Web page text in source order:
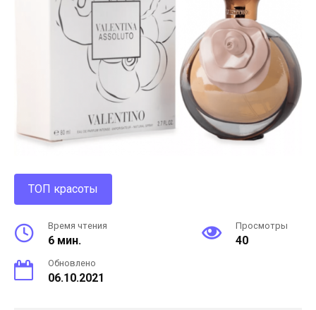
ТОП красоты
Время чтения
6 мин.
Просмотры
40
Обновлено
06.10.2021